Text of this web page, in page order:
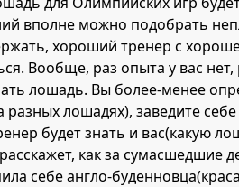
вполне можно подобрать
хороший тренер с
Вообще, раз опыта у вас
лошадь. Вы более-менее
разных лошадях), заведите
будет знать и вас(какую
как за сумасшедшие
себе англо-